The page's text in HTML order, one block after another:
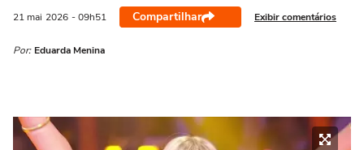
21 mai 2026 - 09h51 Compartilhar Exibir comentários
Por: Eduarda Menina